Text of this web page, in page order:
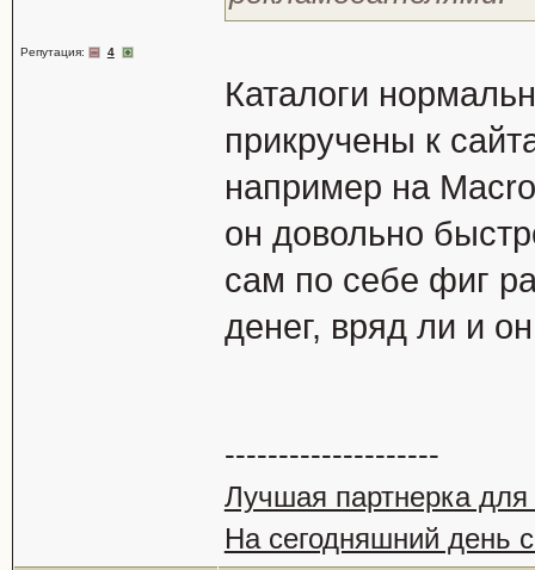
Репутация: 4
Каталоги
прикручены к
например на
он довольно
сам по себе фиг
денег, вряд ли и
--------------------
Лучшая партнерка для
На сегодняшний день